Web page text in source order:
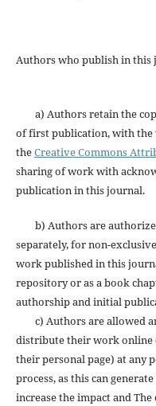
Authors who publish in this
a) Authors retain the
of first publication, with the
theCreative Commons
sharing of work with
publication in this journal.
b) Authors are
separately, for non-
work published in this
repository or as a book
authorship and initial
c) Authors are allowed
distribute their work online
their personal page) at any
process, as this can
increase the impact and